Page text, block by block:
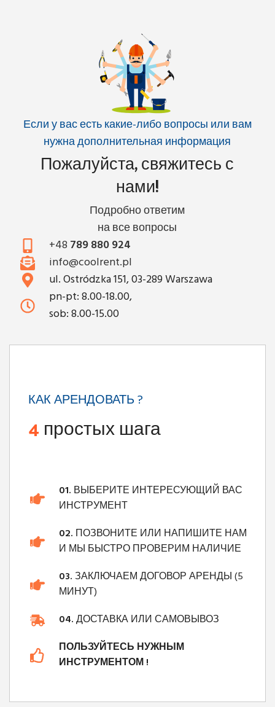
Если у вас есть какие-либо вопросы или вам
нужна дополнительная информация
Пожалуйста, свяжитесь с
нами!
Подробно ответим
на все вопросы
+48 789 880 924
info@coolrent.pl
ul. Ostródzka 151, 03-289 Warszawa
pn-pt: 8.00-18.00,
sob: 8.00-15.00
КАК АРЕНДОВАТЬ ?
4простых шага
01. ВЫБЕРИТЕ ИНТЕРЕСУЮЩИЙ ВАС
ИНСТРУМЕНТ
02. ПОЗВОНИТЕ ИЛИ НАПИШИТЕ НАМ
И МЫ БЫСТРО ПРОВЕРИМ НАЛИЧИЕ
03.ЗАКЛЮЧАЕМ ДОГОВОР АРЕНДЫ (5
МИНУТ)
04.ДОСТАВКА ИЛИ САМОВЫВОЗ
ПОЛЬЗУЙТЕСЬ НУЖНЫМ
ИНСТРУМЕНТОМ !